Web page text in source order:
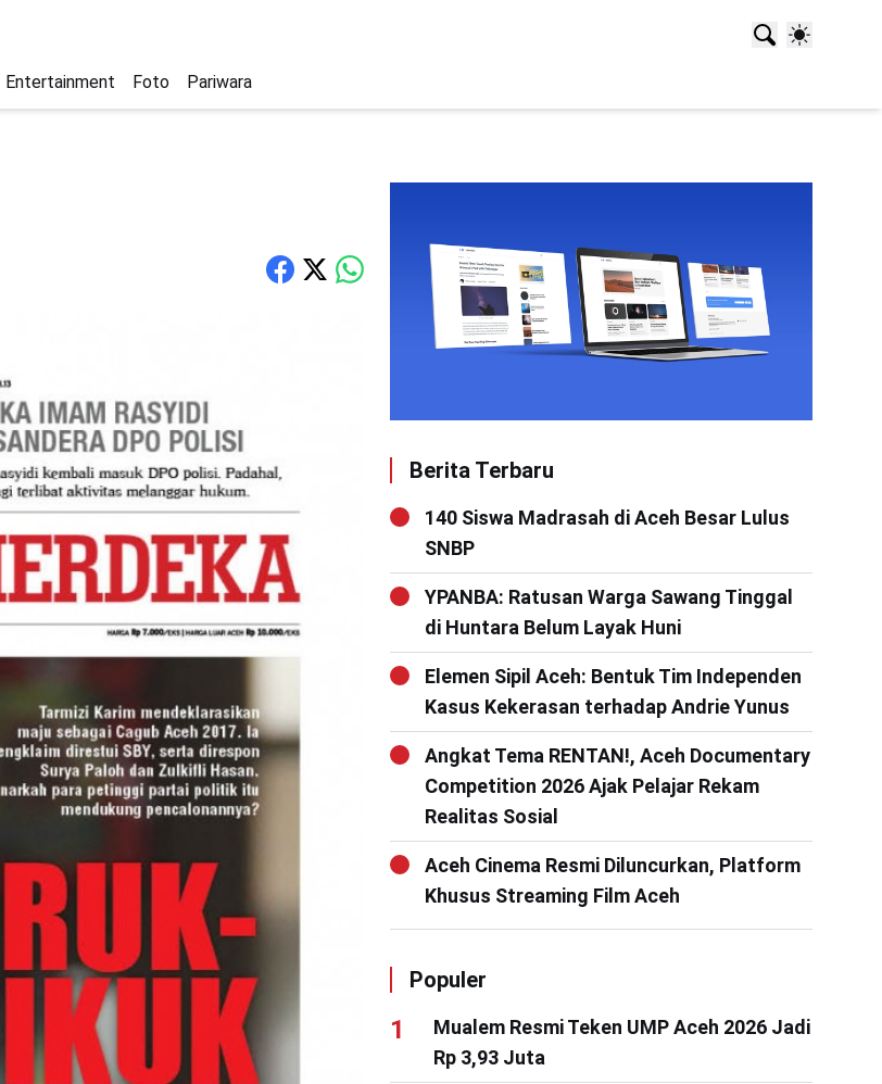
Entertainment Foto Pariwara
Berita Terbaru
140 Siswa Madrasah di Aceh Besar Lulus
SNBP
YPANBA: Ratusan Warga Sawang Tinggal
di Huntara Belum Layak Huni
Elemen Sipil Aceh: Bentuk Tim Independen
Kasus Kekerasan terhadap Andrie Yunus
Angkat Tema RENTAN!, Aceh Documentary
Competition 2026 Ajak Pelajar Rekam
Realitas Sosial
Aceh Cinema Resmi Diluncurkan, Platform
Khusus Streaming Film Aceh
Populer
Mualem Resmi Teken UMP Aceh 2026 Jadi
Rp 3,93 Juta